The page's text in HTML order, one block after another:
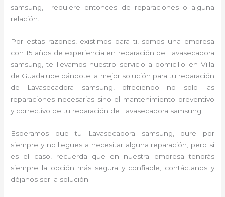
samsung, requiere entonces de reparaciones o alguna
relación.
Por estas razones, existimos para ti, somos una empresa
con 15 años de experiencia en reparación de Lavasecadora
samsung, te llevamos nuestro servicio a domicilio en Villa
de Guadalupe dándote la mejor solución para tu reparación
de Lavasecadora samsung, ofreciendo no solo las
reparaciones necesarias sino el mantenimiento preventivo
y correctivo de tu reparación de Lavasecadora samsung.
Esperamos que tu Lavasecadora samsung, dure por
siempre y no llegues a necesitar alguna reparación, pero si
es el caso, recuerda que en nuestra empresa tendrás
siempre la opción más segura y confiable, contáctanos y
déjanos ser la solución.